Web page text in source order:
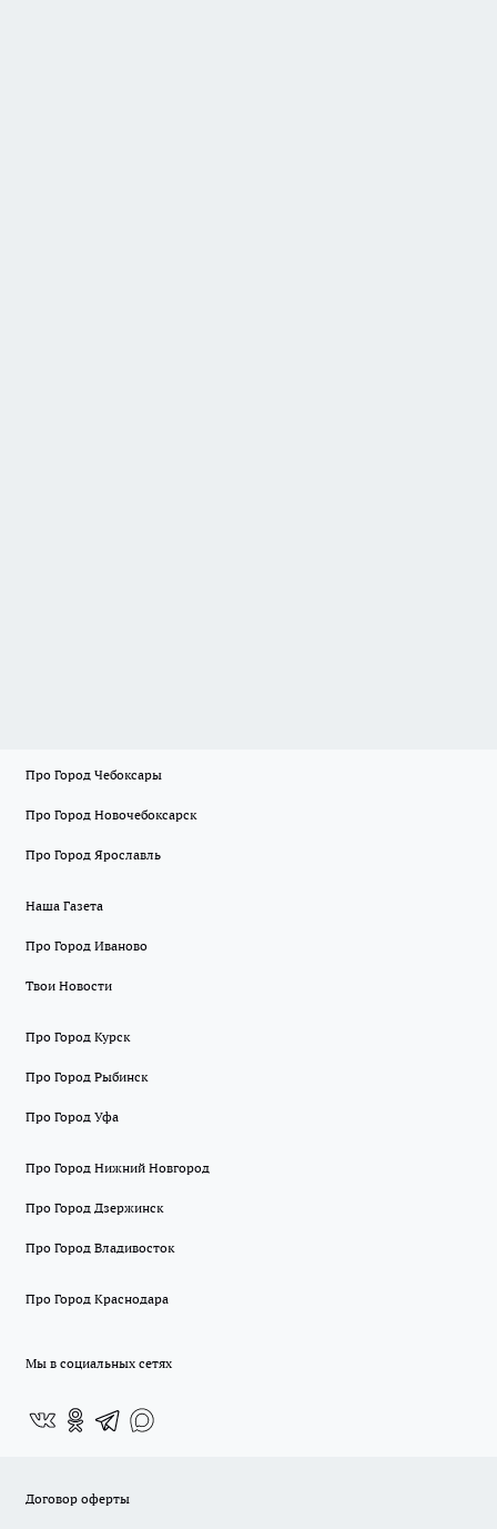
Про Город Чебоксары
Про Город Новочебоксарск
Про Город Ярославль
Наша Газета
Про Город Иваново
Твои Новости
Про Город Курск
Про Город Рыбинск
Про Город Уфа
Про Город Нижний Новгород
Про Город Дзержинск
Про Город Владивосток
Про Город Краснодара
Мы в социальных сетях
Договор оферты